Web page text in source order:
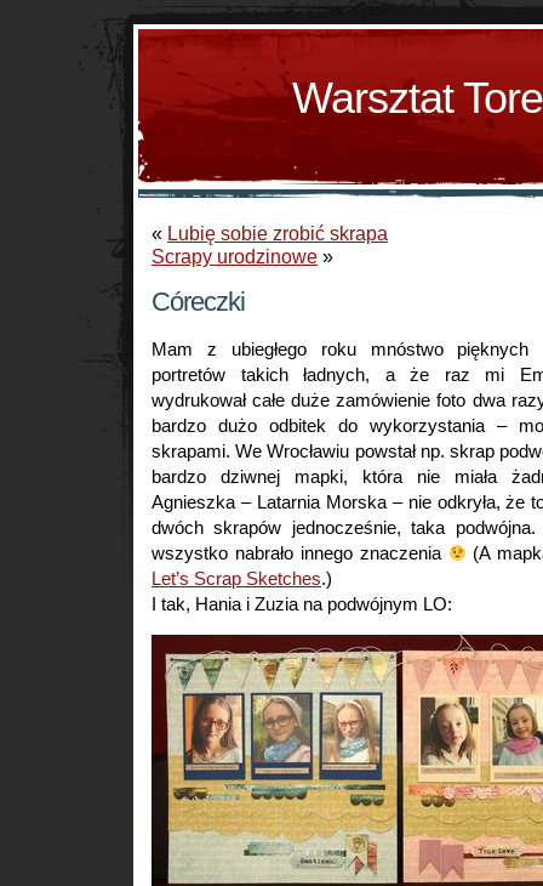
Warsztat
« Lubię sobie zrobić skrapa
Scrapy urodzinowe »
Córeczki
Mam z ubiegłego roku mnóstwo
portretów takich ładnych, a że raz mi
wydrukował całe duże zamówienie foto dwa
bardzo dużo odbitek do wykorzystania –
skrapami. We Wrocławiu powstał np. skrap
bardzo dziwnej mapki, która nie miała
Agnieszka – Latarnia Morska – nie odkryła, że
dwóch skrapów jednocześnie, taka
wszystko nabrało innego znaczenia
(A
Let’s Scrap Sketches.)
I tak, Hania i Zuzia na podwójnym LO: